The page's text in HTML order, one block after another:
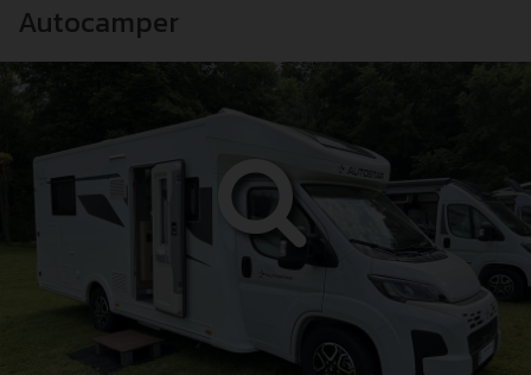
Autocamper